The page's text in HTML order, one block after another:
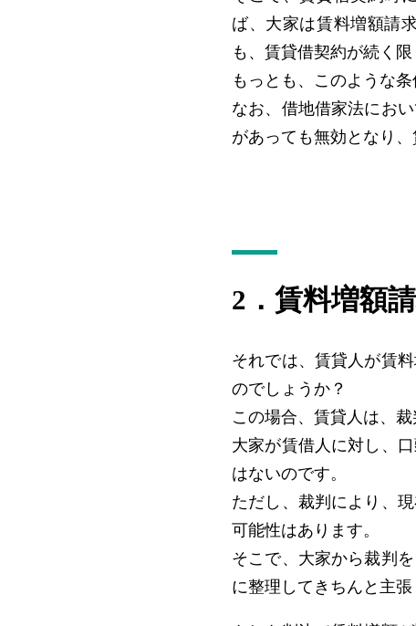
ば、大家は賃料増額請
も、賃貸借契約が続く
もっとも、このような
なお、借地借家法にお
があっても無効となり
2．賃料増額
それでは、賃貸人が賃
のでしょうか？
この場合、賃貸人は、
大家が賃借人に対し、
はないのです。
ただし、裁判により、
可能性はあります。
そこで、大家から裁判
に整理してきちんと主張